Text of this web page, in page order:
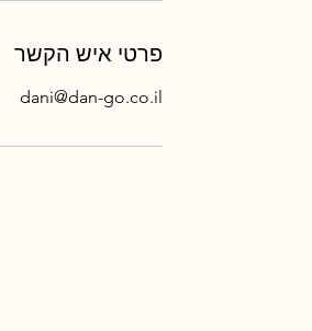
פרטי איש הקשר
dani@dan-go.co.il